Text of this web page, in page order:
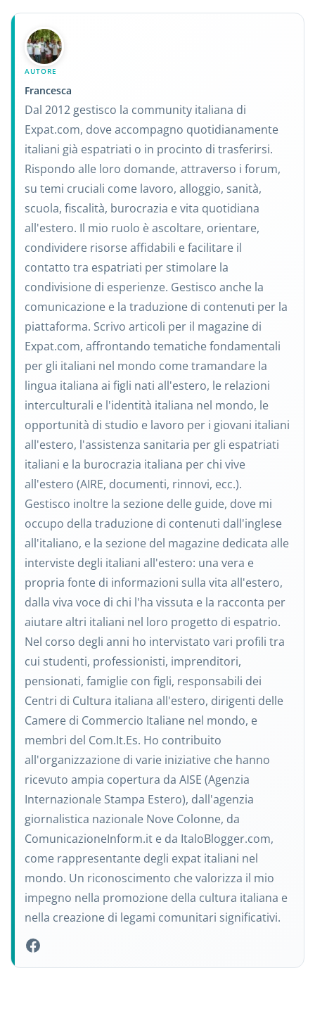
AUTORE
Francesca
Dal 2012 gestisco la community italiana di
Expat.com, dove accompagno quotidianamente
italiani già espatriati o in procinto di trasferirsi.
Rispondo alle loro domande, attraverso i forum,
su temi cruciali come lavoro, alloggio, sanità,
scuola, fiscalità, burocrazia e vita quotidiana
all'estero. Il mio ruolo è ascoltare, orientare,
condividere risorse affidabili e facilitare il
contatto tra espatriati per stimolare la
condivisione di esperienze. Gestisco anche la
comunicazione e la traduzione di contenuti per la
piattaforma. Scrivo articoli per il magazine di
Expat.com, affrontando tematiche fondamentali
per gli italiani nel mondo come tramandare la
lingua italiana ai figli nati all'estero, le relazioni
interculturali e l'identità italiana nel mondo, le
opportunità di studio e lavoro per i giovani italiani
all'estero, l'assistenza sanitaria per gli espatriati
italiani e la burocrazia italiana per chi vive
all'estero (AIRE, documenti, rinnovi, ecc.).
Gestisco inoltre la sezione delle guide, dove mi
occupo della traduzione di contenuti dall'inglese
all'italiano, e la sezione del magazine dedicata alle
interviste degli italiani all'estero: una vera e
propria fonte di informazioni sulla vita all'estero,
dalla viva voce di chi l'ha vissuta e la racconta per
aiutare altri italiani nel loro progetto di espatrio.
Nel corso degli anni ho intervistato vari profili tra
cui studenti, professionisti, imprenditori,
pensionati, famiglie con figli, responsabili dei
Centri di Cultura italiana all'estero, dirigenti delle
Camere di Commercio Italiane nel mondo, e
membri del Com.It.Es. Ho contribuito
all'organizzazione di varie iniziative che hanno
ricevuto ampia copertura da AISE (Agenzia
Internazionale Stampa Estero), dall'agenzia
giornalistica nazionale Nove Colonne, da
ComunicazioneInform.it e da ItaloBlogger.com,
come rappresentante degli expat italiani nel
mondo. Un riconoscimento che valorizza il mio
impegno nella promozione della cultura italiana e
nella creazione di legami comunitari significativi.